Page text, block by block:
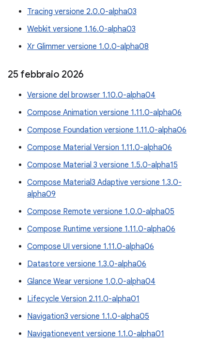
Tracing versione 2.0.0-alpha03
Webkit versione 1.16.0-alpha03
Xr Glimmer versione 1.0.0-alpha08
25 febbraio 2026
Versione del browser 1.10.0-alpha04
Compose Animation versione 1.11.0-alpha06
Compose Foundation versione 1.11.0-alpha06
Compose Material Version 1.11.0-alpha06
Compose Material 3 versione 1.5.0-alpha15
Compose Material3 Adaptive versione 1.3.0-
alpha09
Compose Remote versione 1.0.0-alpha05
Compose Runtime versione 1.11.0-alpha06
Compose UI versione 1.11.0-alpha06
Datastore versione 1.3.0-alpha06
Glance Wear versione 1.0.0-alpha04
Lifecycle Version 2.11.0-alpha01
Navigation3 versione 1.1.0-alpha05
Navigationevent versione 1.1.0-alpha01